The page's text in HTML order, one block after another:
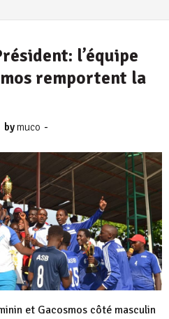
l’équipe
remportent la
bymuco -
et Gacosmos côté masculin